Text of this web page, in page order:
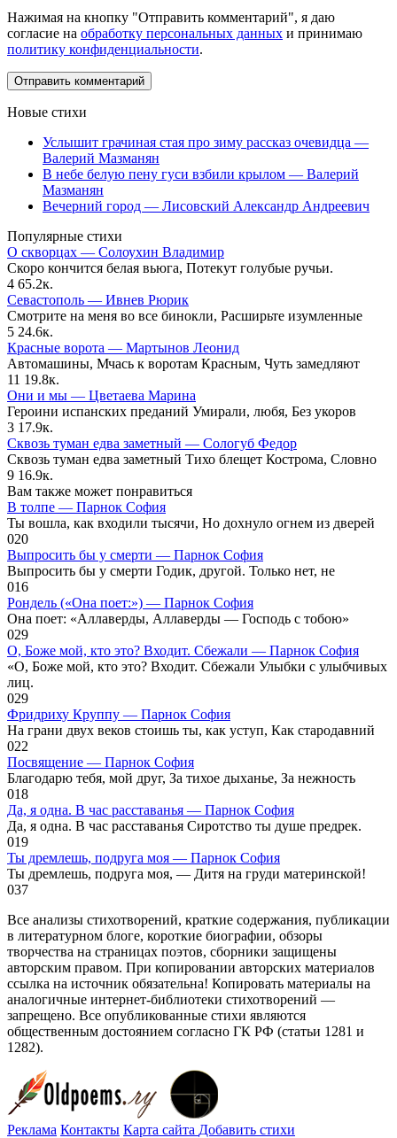
Нажимая на кнопку "Отправить комментарий", я даю
согласие на обработку персональных данных и принимаю
политику конфиденциальности.
Новые стихи
Услышит грачиная стая про зиму рассказ очевидца —
Валерий Мазманян
В небе белую пену гуси взбили крылом — Валерий
Мазманян
Вечерний город — Лисовский Александр Андреевич
Популярные стихи
О скворцах — Солоухин Владимир
Скоро кончится белая вьюга, Потекут голубые ручьи.
4 65.2к.
Севастополь — Ивнев Рюрик
Смотрите на меня во все бинокли, Расширьте изумленные
5 24.6к.
Красные ворота — Мартынов Леонид
Автомашины, Мчась к воротам Красным, Чуть замедляют
11 19.8к.
Они и мы — Цветаева Марина
Героини испанских преданий Умирали, любя, Без укоров
3 17.9к.
Сквозь туман едва заметный — Сологуб Федор
Сквозь туман едва заметный Тихо блещет Кострома, Словно
9 16.9к.
Вам также может понравиться
В толпе — Парнок София
Ты вошла, как входили тысячи, Но дохнуло огнем из дверей
020
Выпросить бы у смерти — Парнок София
Выпросить бы у смерти Годик, другой. Только нет, не
016
Рондель («Она поет:») — Парнок София
Она поет: «Аллаверды, Аллаверды — Господь с тобою»
029
О, Боже мой, кто это? Входит. Сбежали — Парнок София
«О, Боже мой, кто это? Входит. Сбежали Улыбки с улыбчивых
лиц.
029
Фридриху Круппу — Парнок София
На грани двух веков стоишь ты, как уступ, Как стародавний
022
Посвящение — Парнок София
Благодарю тебя, мой друг, За тихое дыханье, За нежность
018
Да, я одна. В час расставанья — Парнок София
Да, я одна. В час расставанья Сиротство ты душе предрек.
019
Ты дремлешь, подруга моя — Парнок София
Ты дремлешь, подруга моя, — Дитя на груди материнской!
037
Все анализы стихотворений, краткие содержания, публикации
в литературном блоге, короткие биографии, обзоры
творчества на страницах поэтов, сборники защищены
авторским правом. При копировании авторских материалов
ссылка на источник обязательна! Копировать материалы на
аналогичные интернет-библиотеки стихотворений —
запрещено. Все опубликованные стихи являются
общественным достоянием согласно ГК РФ (статьи 1281 и
1282).
Реклама Контакты Карта сайта Добавить стихи